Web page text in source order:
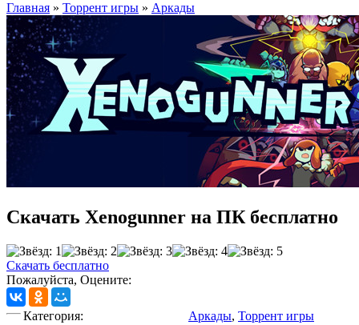
Главная » Торрент игры » Аркады
Скачать Xenogunner на ПК бесплатно
Скачать бесплатно
Пожалуйста, Оцените:
Категория: Аркады, Торрент игры